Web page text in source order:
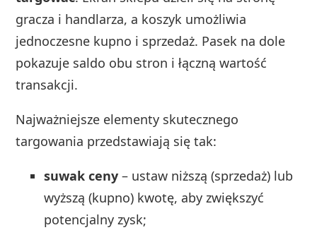
gracza i handlarza, a koszyk umożliwia
jednoczesne kupno i sprzedaż. Pasek na dole
pokazuje saldo obu stron i łączną wartość
transakcji.
Najważniejsze elementy skutecznego
targowania przedstawiają się tak:
suwak ceny – ustaw niższą (sprzedaż) lub
wyższą (kupno) kwotę, aby zwiększyć
potencjalny zysk;